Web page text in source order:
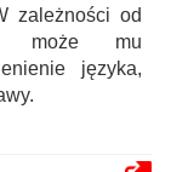
zależności od
może mu
języka,